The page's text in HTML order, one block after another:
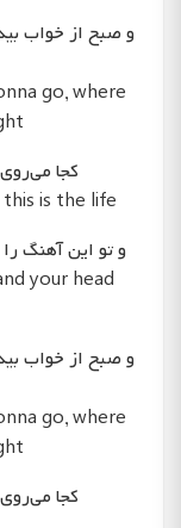
و صبح از خواب
go, where
کجا
is the life
و تو این آهنگ
your head
و صبح از خواب
go, where
کجا